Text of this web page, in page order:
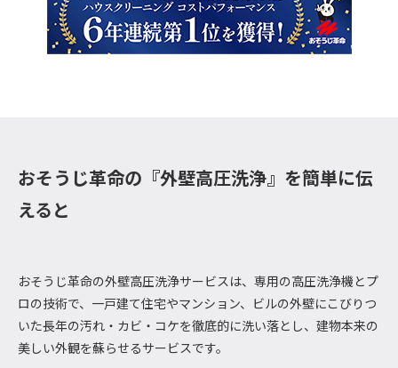
おそうじ革命の『外壁高圧洗浄』を簡単に伝
えると
おそうじ革命の外壁高圧洗浄サービスは、専用の高圧洗浄機とプ
ロの技術で、一戸建て住宅やマンション、ビルの外壁にこびりつ
いた長年の汚れ・カビ・コケを徹底的に洗い落とし、建物本来の
美しい外観を蘇らせるサービスです。